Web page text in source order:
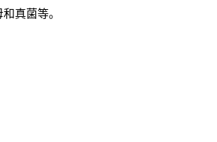
真菌等。